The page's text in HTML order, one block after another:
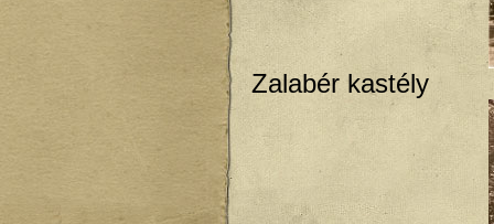
Zalabér kastély